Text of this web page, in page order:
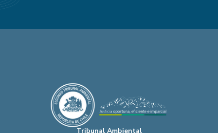
Tribunal Ambiental